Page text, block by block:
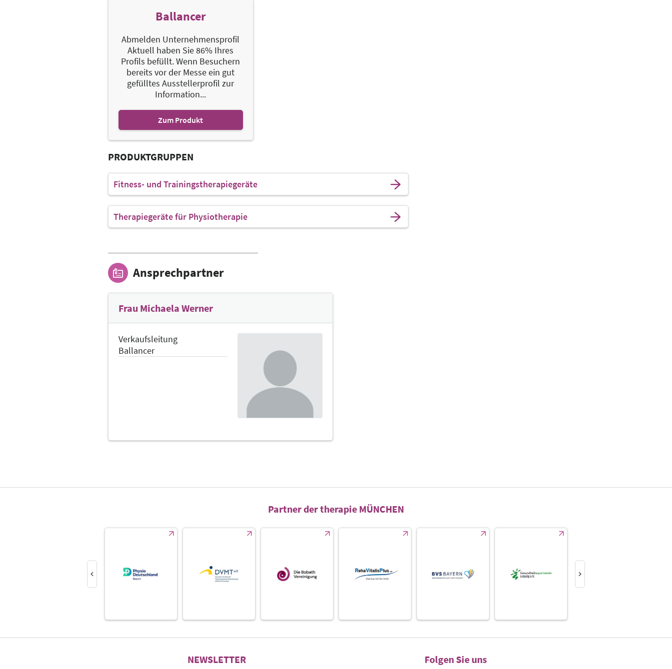
Ballancer
Abmelden Unternehmensprofil
Aktuell haben Sie 86% Ihres
Profils befüllt. Wenn Besuchern
bereits vor der Messe ein gut
gefülltes Ausstellerprofil zur
Information...
Zum Produkt
PRODUKTGRUPPEN
Fitness- und Trainingstherapiegeräte
Therapiegeräte für Physiotherapie
Ansprechpartner
Frau Michaela Werner
Verkaufsleitung
Ballancer
Partner der therapie MÜNCHEN
NEWSLETTER Folgen Sie uns